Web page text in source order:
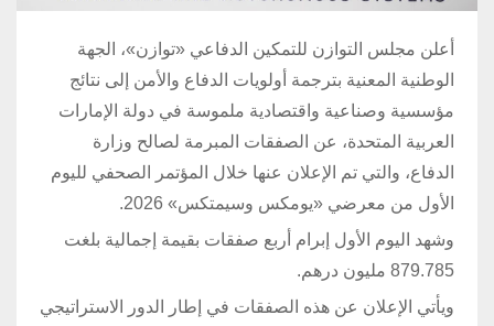
أعلن مجلس التوازن للتمكين الدفاعي «توازن»، الجهة
الوطنية المعنية بترجمة أولويات الدفاع والأمن إلى نتائج
مؤسسية وصناعية واقتصادية ملموسة في دولة الإمارات
العربية المتحدة، عن الصفقات المبرمة لصالح وزارة
الدفاع، والتي تم الإعلان عنها خلال المؤتمر الصحفي لليوم
الأول من معرضي «يومكس وسيمتكس» 2026.
وشهد اليوم الأول إبرام أربع صفقات بقيمة إجمالية بلغت
879.785 مليون درهم.
ويأتي الإعلان عن هذه الصفقات في إطار الدور الاستراتيجي